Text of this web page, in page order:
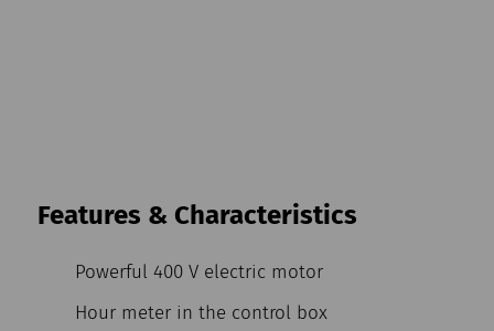
Features & Characteristics
Powerful 400 V electric motor
Hour meter in the control box